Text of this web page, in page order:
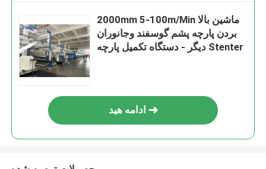
2000mm 5-100m/Min ماشین بالا
بردن پارچه پشم گوسفند وجانوران
دیگر - دستگاه تکمیل پارچه Stenter
ادامه هید